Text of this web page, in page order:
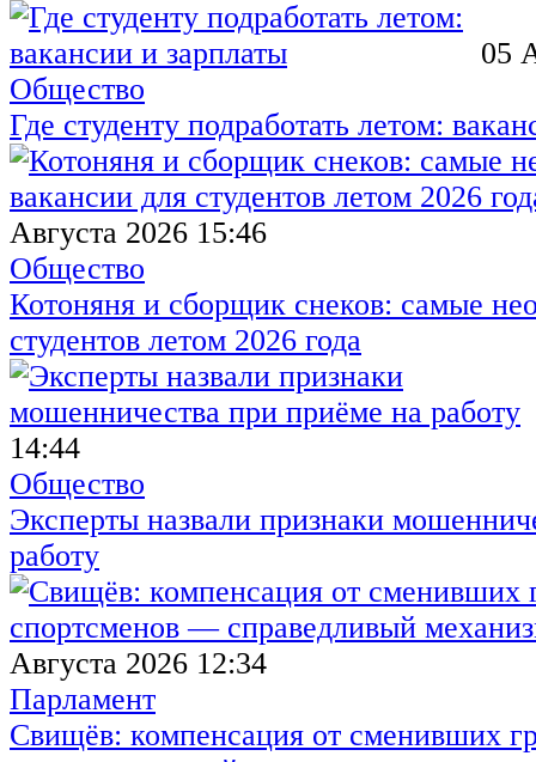
05
Общество
Где студенту подработать летом:
Августа 2026 15:46
Общество
Котоняня и сборщик снеков: самые
студентов летом 2026 года
14:44
Общество
Эксперты назвали признаки
работу
Августа 2026 12:34
Парламент
Свищёв: компенсация от сменивших